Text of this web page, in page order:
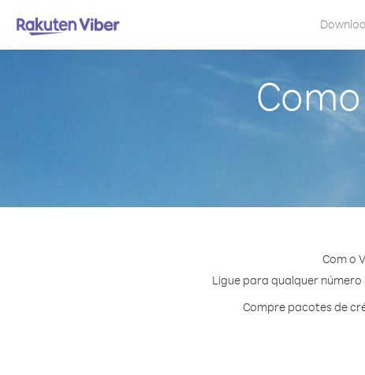
Com o
Ligue para qualquer
Compre pacotes de